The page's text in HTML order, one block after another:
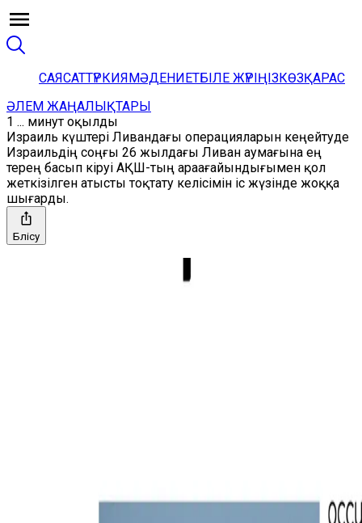
САЯСАТТҮРКИЯМӘДЕНИЕТБІЛЕ ЖҮРІҢІЗКӨЗҚАРАС
ӘЛЕМ ЖАҢАЛЫҚТАРЫ
1 ... минут оқылды
Израиль күштері Ливандағы операцияларын кеңейтуде
Израильдің соңғы 26 жылдағы Ливан аумағына ең
терең басып кіруі АҚШ-тың араағайындығымен қол
жеткізілген атысты тоқтату келісімін іс жүзінде жоққа
шығарды.
Бөлісу